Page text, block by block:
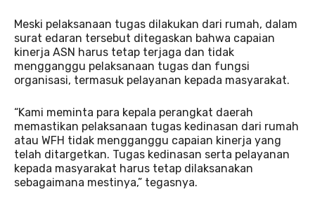
Meski pelaksanaan tugas dilakukan dari rumah, dalam
surat edaran tersebut ditegaskan bahwa capaian
kinerja ASN harus tetap terjaga dan tidak
mengganggu pelaksanaan tugas dan fungsi
organisasi, termasuk pelayanan kepada masyarakat.
“Kami meminta para kepala perangkat daerah
memastikan pelaksanaan tugas kedinasan dari rumah
atau WFH tidak mengganggu capaian kinerja yang
telah ditargetkan. Tugas kedinasan serta pelayanan
kepada masyarakat harus tetap dilaksanakan
sebagaimana mestinya,” tegasnya.